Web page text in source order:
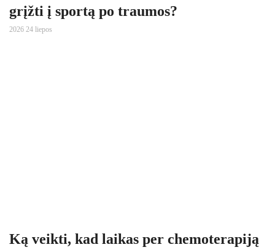
grįžti į sportą po traumos?
2026 24 liepos
Ką veikti, kad laikas per chemoterapiją